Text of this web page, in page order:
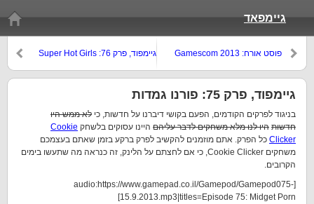
גיימפאד
גיימפוד, פרק 76: Super Hot Girls פוסט אורח: Gamescom 2013
גיימפוד, פרק 75: פורנו גמדות
בניגוד לפרקים הקודמים, הפעם בקושי דיברנו על חדשות, כי לא ממש היו
חדשות היו לנו מלא משחקים לדבר עליהם היינו עסוקים בלשחק Cookie
Clicker כל הפרק. אתם מוזמנים להקשיב לפרק ברקע בזמן שאתם בעצמכם
משחקים Cookie Clicker, כי אם לחצתם על הלינק, זה כנראה מה שתעשו בימים
הקרובים.
[audio:https://www.gamepad.co.il/Gamepod/Gamepod075-
15.9.2013.mp3|titles=Episode 75: Midget Porn]